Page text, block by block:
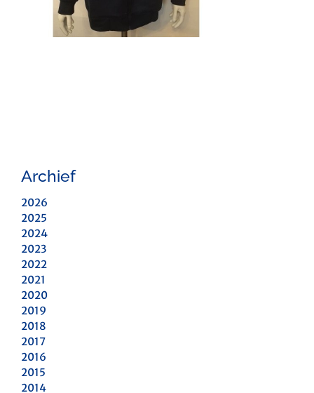
Archief
2026
2025
2024
2023
2022
2021
2020
2019
2018
2017
2016
2015
2014